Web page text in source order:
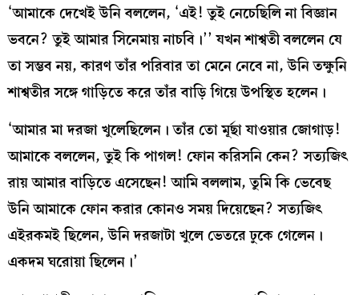
‘আমাকে দেখেই উনি বললেন, ‘এই! তুই নেচেছিলি না বিজ্ঞান
ভবনে? তুই আমার সিনেমায় নাচবি।’’ যখন শাশ্বতী বললেন যে
তা সম্ভব নয়, কারণ তাঁর পরিবার তা মেনে নেবে না, উনি তক্ষুনি
শাশ্বতীর সঙ্গে গাড়িতে করে তাঁর বাড়ি গিয়ে উপস্থিত হলেন।
‘আমার মা দরজা খুলেছিলেন। তাঁর তো মূর্ছা যাওয়ার জোগাড়!
আমাকে বললেন, তুই কি পাগল! ফোন করিসনি কেন? সত্যজিৎ
রায় আমার বাড়িতে এসেছেন! আমি বললাম, তুমি কি ভেবেছ
উনি আমাকে ফোন করার কোনও সময় দিয়েছেন? সত্যজিৎ
এইরকমই ছিলেন, উনি দরজাটা খুলে ভেতরে ঢুকে গেলেন।
একদম ঘরোয়া ছিলেন।’